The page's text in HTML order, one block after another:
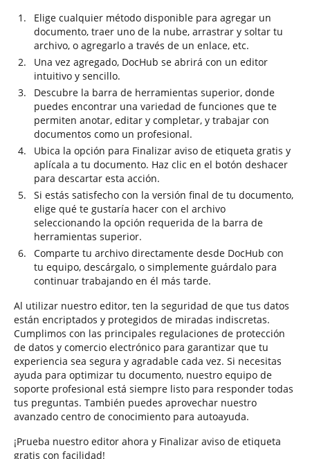
Elige cualquier método disponible para agregar un
documento, traer uno de la nube, arrastrar y soltar tu
archivo, o agregarlo a través de un enlace, etc.
Una vez agregado, DocHub se abrirá con un editor
intuitivo y sencillo.
Descubre la barra de herramientas superior, donde
puedes encontrar una variedad de funciones que te
permiten anotar, editar y completar, y trabajar con
documentos como un profesional.
Ubica la opción para Finalizar aviso de etiqueta gratis y
aplícala a tu documento. Haz clic en el botón deshacer
para descartar esta acción.
Si estás satisfecho con la versión final de tu documento,
elige qué te gustaría hacer con el archivo
seleccionando la opción requerida de la barra de
herramientas superior.
Comparte tu archivo directamente desde DocHub con
tu equipo, descárgalo, o simplemente guárdalo para
continuar trabajando en él más tarde.
Al utilizar nuestro editor, ten la seguridad de que tus datos
están encriptados y protegidos de miradas indiscretas.
Cumplimos con las principales regulaciones de protección
de datos y comercio electrónico para garantizar que tu
experiencia sea segura y agradable cada vez. Si necesitas
ayuda para optimizar tu documento, nuestro equipo de
soporte profesional está siempre listo para responder todas
tus preguntas. También puedes aprovechar nuestro
avanzado centro de conocimiento para autoayuda.
¡Prueba nuestro editor ahora y Finalizar aviso de etiqueta
gratis con facilidad!